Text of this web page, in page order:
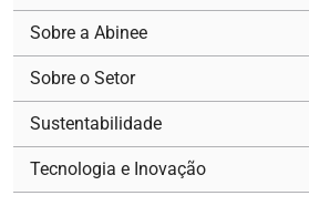
Sobre a Abinee
Sobre o Setor
Sustentabilidade
Tecnologia e Inovação